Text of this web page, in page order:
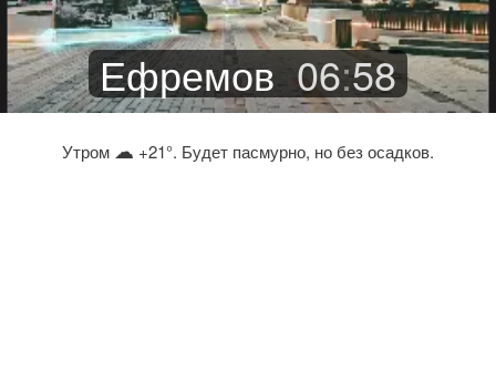
Ефремов 06:58
Утром ☁ +21°. Будет пасмурно, но без осадков.